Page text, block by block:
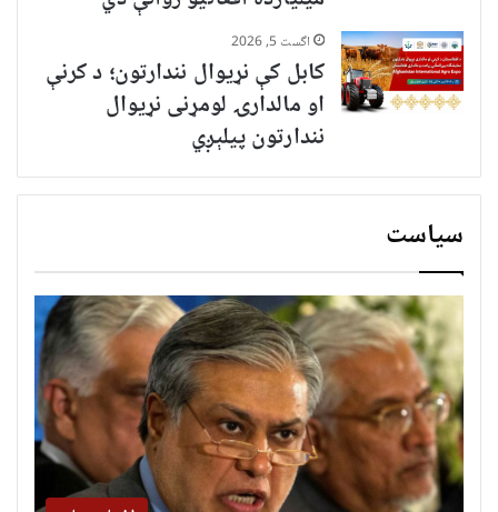
اگست 5, 2026
کابل کې نړیوال نندارتون؛ د کرنې
او مالدارۍ لومړنی نړیوال
نندارتون پیلېږي
سیاست